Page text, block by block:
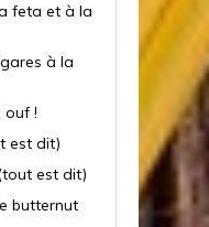
feta et à la
à la
ouf !
est dit)
est dit)
butternut